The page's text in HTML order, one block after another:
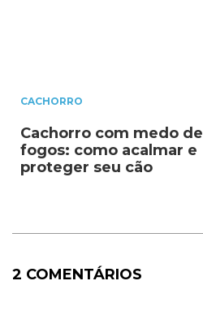
CACHORRO
Cachorro com medo de
fogos: como acalmar e
proteger seu cão
2 COMENTÁRIOS